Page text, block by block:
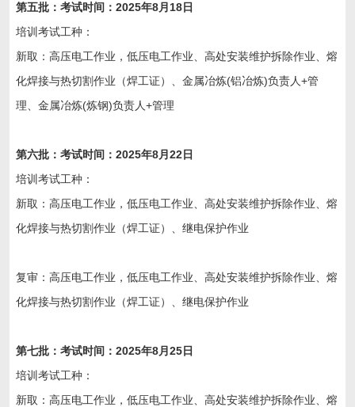
第五批：考试时间：2025年8月 18日
培训考试工种：
新取：高压电工作业，低压电工作业、高处安装维护拆除作业、熔
化焊接与热切割作业（焊工证）、金属冶炼(铝冶炼)负责人+管
理、金属冶炼(炼钢)负责人+管理
第六批：考试时间：2025年8月22日
培训考试工种：
新取：高压电工作业，低压电工作业、高处安装维护拆除作业、熔
化焊接与热切割作业（焊工证）、继电保护作业
复审：高压电工作业，低压电工作业、高处安装维护拆除作业、熔
化焊接与热切割作业（焊工证）、继电保护作业
第七批：考试时间：2025年8月25日
培训考试工种：
新取：高压电工作业，低压电工作业、高处安装维护拆除作业、熔